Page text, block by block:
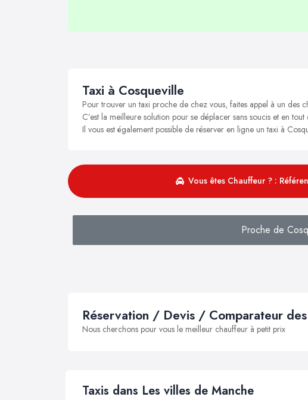
Taxi à Cosqueville
Pour trouver un taxi proche de chez vous, faites appel à un des
C’est la meilleure solution pour se déplacer sans soucis et en
Il vous est également possible de réserver en ligne un taxi à
Vous êtes Chauffeur ? :
Proche de
Réservation / Devis / Comparateur
Nous cherchons pour vous le meilleur chauffeur à petit prix
Taxis dans Les villes de Manche